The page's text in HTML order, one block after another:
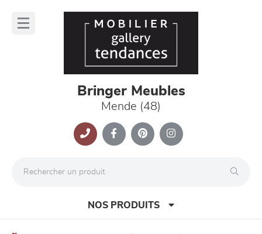
Bringer Meubles
Mende (48)
NOS PRODUITS